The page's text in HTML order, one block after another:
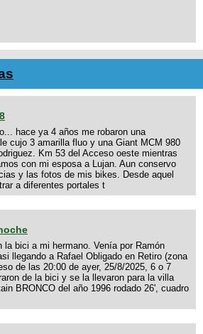
hace ya 4 años me robaron una
cujo 3 amarilla fluo y una Giant MCM 980
Km 53 del Acceso oeste mientras
con mi esposa a Lujan. Aun conservo
y las fotos de mis bikes. Desde aquel
a diferentes portales t
la bici a mi hermano. Venía por Ramón
llegando a Rafael Obligado en Retiro (zona
de las 20:00 de ayer, 25/8/2025, 6 o 7
de la bici y se la llevaron para la villa
BRONCO del año 1996 rodado 26', cuadro